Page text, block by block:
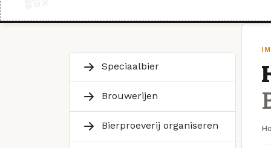
Speciaalbier
Brouwerijen
Bierproeverij organiseren